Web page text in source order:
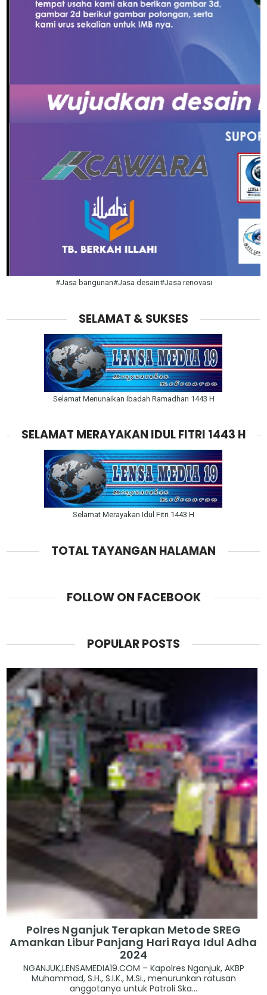
#Jasa bangunan#Jasa desain#Jasa renovasi
SELAMAT & SUKSES
Selamat Menunaikan Ibadah Ramadhan 1443 H
SELAMAT MERAYAKAN IDUL FITRI 1443 H
Selamat Merayakan Idul Fitri 1443 H
TOTAL TAYANGAN HALAMAN
FOLLOW ON FACEBOOK
POPULAR POSTS
Polres Nganjuk Terapkan Metode SREG
Amankan Libur Panjang Hari Raya Idul Adha
2024
NGANJUK,LENSAMEDIA19.COM – Kapolres Nganjuk, AKBP
Muhammad, S.H., S.I.K., M.Si., menurunkan ratusan
anggotanya untuk Patroli Ska...